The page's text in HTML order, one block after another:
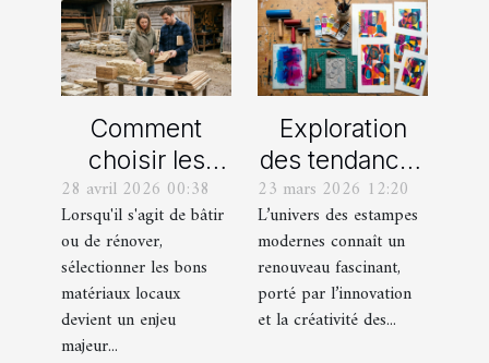
Comment
choisir les
meilleurs
matériaux
locaux pour
votre maison ?
28 avril 2026 00:38
Lorsqu'il s'agit de bâtir
ou de rénover,
sélectionner les bons
matériaux locaux
devient un enjeu
majeur...
Exploration
des tendances
actuelles en
estampes
modernes
23 mars 2026 12:20
L’univers des estampes
modernes connaît un
renouveau fascinant,
porté par l’innovation
et la créativité des...